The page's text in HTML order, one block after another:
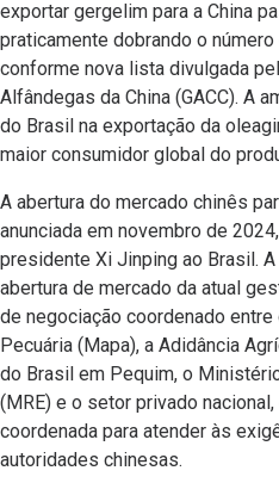
exportar gergelim para a China
praticamente dobrando o
conforme nova lista divulgada
Alfândegas da China (GACC). A
do Brasil na exportação da
maior consumidor global do
A abertura do mercado chinês
anunciada em novembro de
presidente Xi Jinping ao Brasil.
abertura de mercado da atual
de negociação coordenado
Pecuária (Mapa), a Adidância
do Brasil em Pequim, o
(MRE) e o setor privado
coordenada para atender às
autoridades chinesas.